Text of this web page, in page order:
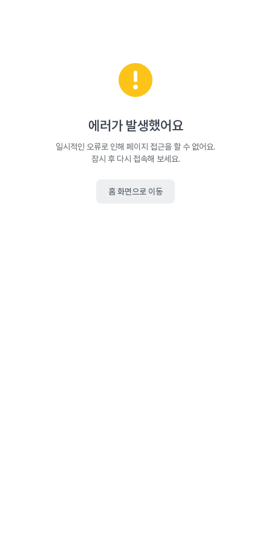
에러가 발생했어요
일시적인 오류로 인해 페이지 접근을 할 수 없어요.
잠시 후 다시 접속해 보세요.
홈 화면으로 이동